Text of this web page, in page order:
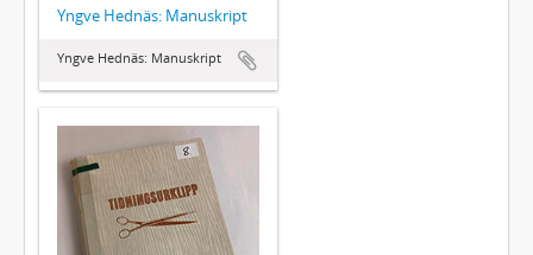
Yngve Hednäs: Manuskript
Yngve Hednäs: Manuskript